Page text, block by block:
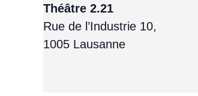
Théâtre 2.21
Rue de l’Industrie 10,
1005 Lausanne